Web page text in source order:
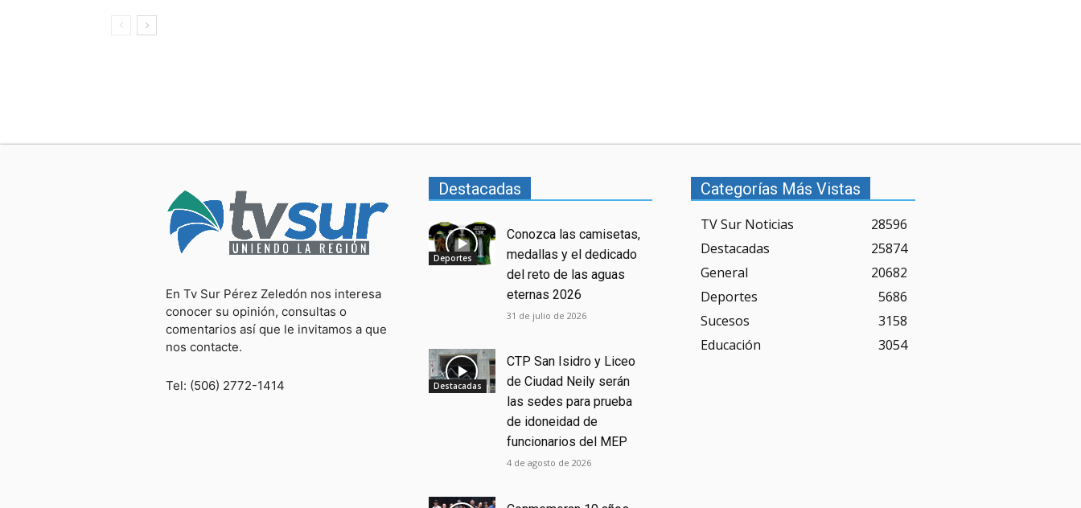
En Tv Sur Pérez Zeledón nos interesa
conocer su opinión, consultas o
comentarios así que le invitamos a que
nos contacte.
Tel: (506) 2772-1414
Destacadas
Deportes
Conozca las camisetas,
medallas y el dedicado
del reto de las aguas
eternas 2026
31 de julio de 2026
Destacadas
CTP San Isidro y Liceo
de Ciudad Neily serán
las sedes para prueba
de idoneidad de
funcionarios del MEP
4 de agosto de 2026
Categorías Más Vistas
TV Sur Noticias
28596
Destacadas
25874
General
20682
Deportes
5686
Sucesos
3158
Educación
3054